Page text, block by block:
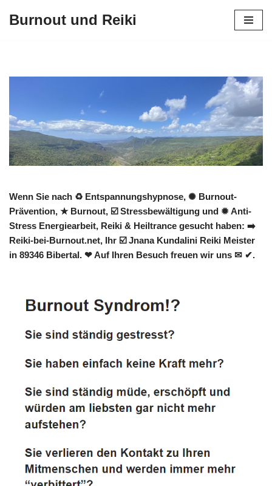
Burnout und Reiki
Wenn Sie nach ♻ Entspannungshypnose, ✺ Burnout-
Prävention, ★ Burnout, ☑️ Stressbewältigung und ✹ Anti-
Stress Energiearbeit, Reiki & Heiltrance gesucht haben: ➡️
Reiki-bei-Burnout.net, Ihr ☑️ Jnana Kundalini Reiki Meister
in 89346 Bibertal. ❤ Auf Ihren Besuch freuen wir uns ✉ ✔.